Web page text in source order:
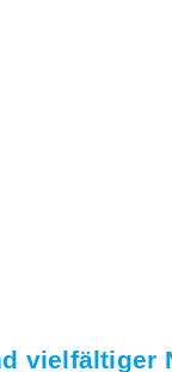
vielfältiger